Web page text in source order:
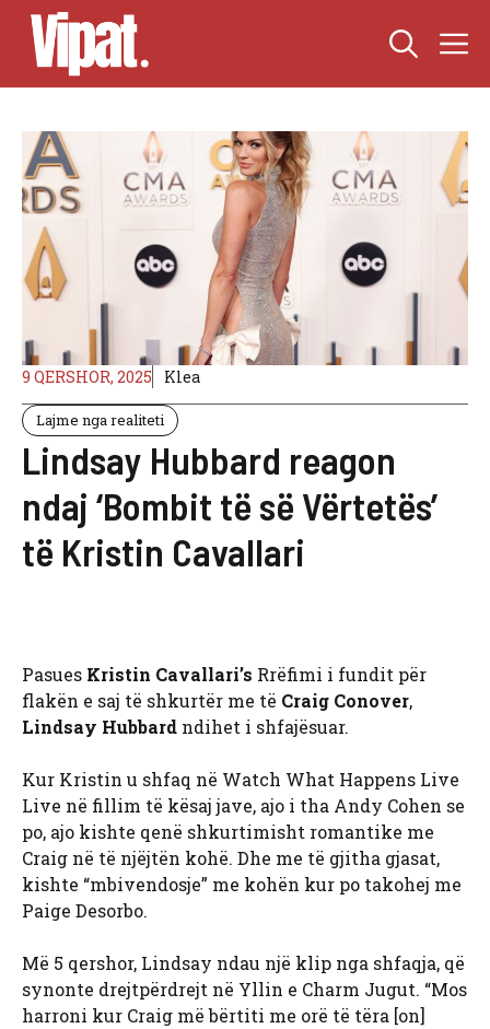
Skip
content
9 QERSHOR, 2025 Klea
Lajme nga realiteti
Lindsay Hubbard reagon
ndaj ‘Bombit të së Vërtetës’
të Kristin Cavallari
Pasues Kristin Cavallari’s Rrëfimi i fundit për
flakën e saj të shkurtër me të Craig Conover,
Lindsay Hubbard ndihet i shfajësuar.
Kur Kristin u shfaq në Watch What Happens Live
Live në fillim të kësaj jave, ajo i tha Andy Cohen se
po, ajo kishte qenë shkurtimisht romantike me
Craig në të njëjtën kohë. Dhe me të gjitha gjasat,
kishte “mbivendosje” me kohën kur po takohej me
Paige Desorbo.
Më 5 qershor, Lindsay ndau një klip nga shfaqja, që
synonte drejtpërdrejt në Yllin e Charm Jugut. “Mos
harroni kur Craig më bërtiti me orë të tëra [on]